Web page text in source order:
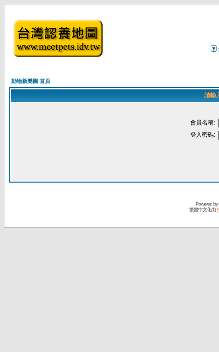
動物新樂園 首頁
請輸
會員名稱:
登入密碼:
Powered by
繁體中文化由